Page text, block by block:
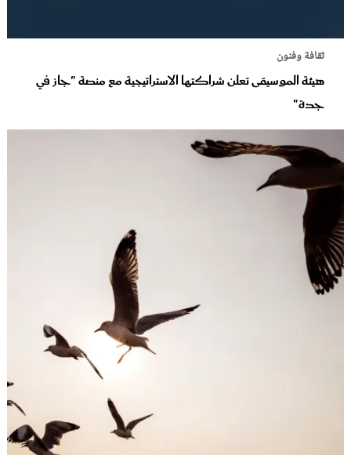
ثقافة وفنون
هيئة الموسيقى تعلن شراكتها الاستراتيجية مع منصة "جاز في
جدة"